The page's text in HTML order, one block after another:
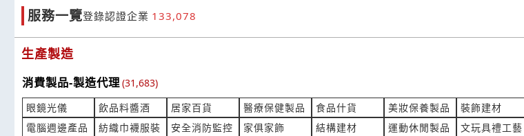
社區對講機及遠距門禁
產業:通信節費總機
來自:蔡OO 詢價
***td21@gmail.com
提供3D圖檔
產業:塑料塗料橡膠
料理競
產業:電
無鉛錫膏詢價 (成分:錫銻)
產業:被動元件半導體
出售火鍋桌，臥室冰箱，透明冰箱
產業:餐飲食品設備製造代理
聯軸器
產業:測
服務一覽登錄認證企業 133,078
生產製造
消費製品-製造代理(31,683)
眼鏡光儀
飲品料醬酒 居家百貨 醫療保健製品 食品什貨 美妝保養製品 裝飾建材
電腦週邊產品
紡織巾襪服裝 安全消防監控 家俱家飾 結構建材 運動休閒製品 文玩具禮工藝